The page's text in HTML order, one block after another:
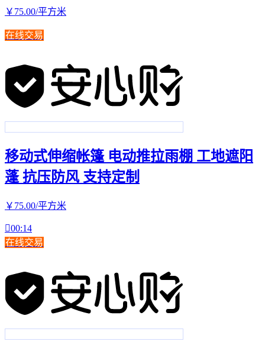
￥ 75.00/平方米
在线交易
移动式伸缩帐篷 电动推拉雨棚 工地遮阳
蓬 抗压防风 支持定制
￥ 75.00/平方米
00:14
在线交易